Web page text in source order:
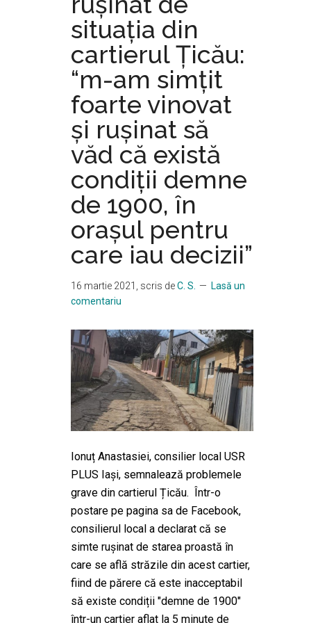
situația din
cartierul Țicău:
“m-am simțit
foarte vinovat
și rușinat să
văd că există
condiții demne
de 1900, în
orașul pentru
care iau decizii”
16 martie 2021 , scris deC. S.
Lasă un
comentariu
Ionuț Anastasiei, consilier local USR
PLUS Iași, semnalează problemele
grave din cartierul Țicău. Într-o
postare pe pagina sa de Facebook,
consilierul local a declarat că se
simte ruşinat de starea proastă în
care se află străzile din acest cartier,
fiind de părere că este inacceptabil
să existe condiții "demne de 1900"
într-un cartier aflat la 5 minute de